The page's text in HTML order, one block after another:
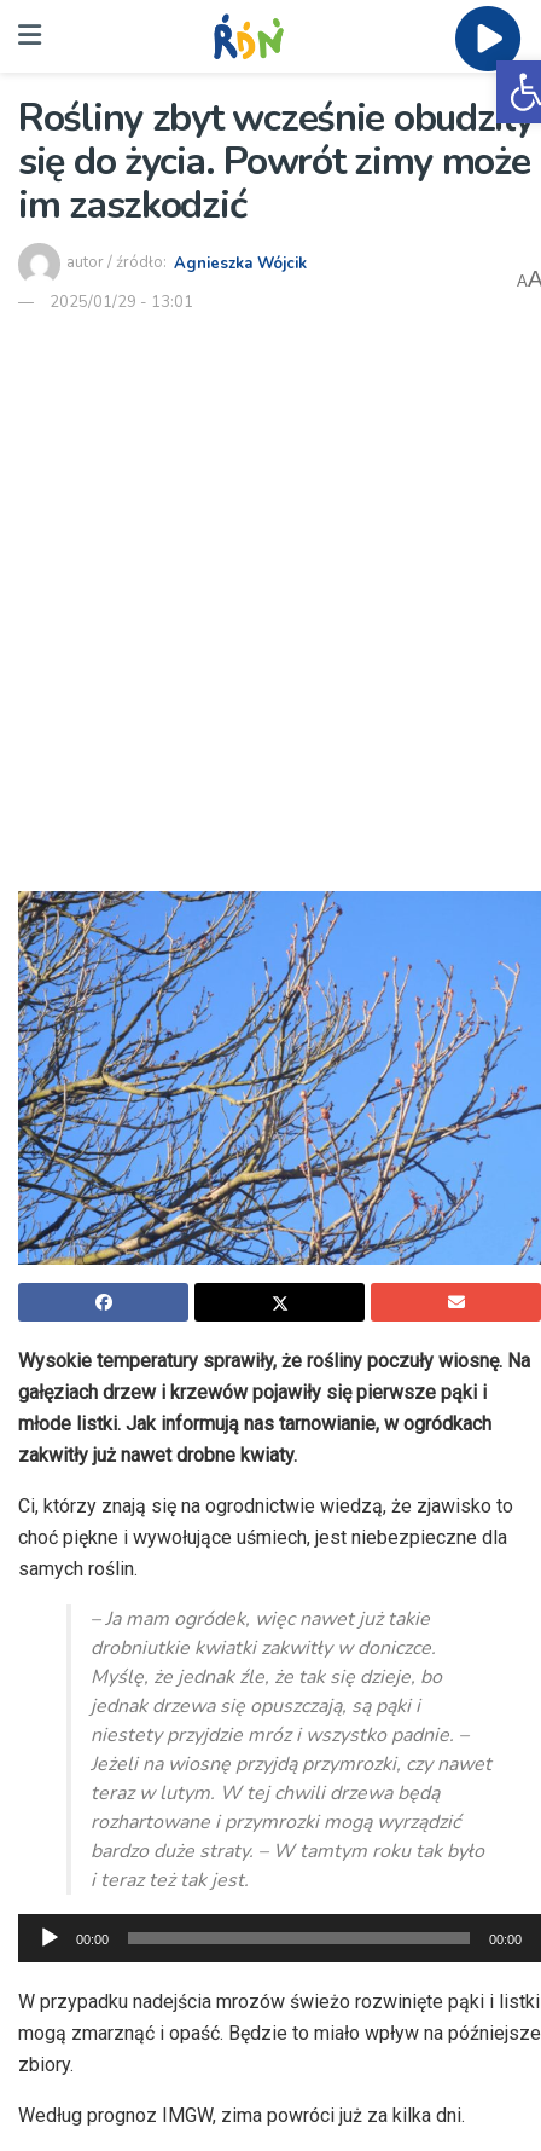
Rośliny zbyt wcześnie obudziły
się do życia. Powrót zimy może
im zaszkodzić
autor / źródło: Agnieszka Wójcik
2025/01/29 - 13:01
A
Wysokie temperatury sprawiły, że rośliny poczuły wiosnę. Na
gałęziach drzew i krzewów pojawiły się pierwsze pąki i
młode listki. Jak informują nas tarnowianie, w ogródkach
zakwitły już nawet drobne kwiaty.
Ci, którzy znają się na ogrodnictwie wiedzą, że zjawisko to
choć piękne i wywołujące uśmiech, jest niebezpieczne dla
samych roślin.
– Ja mam ogródek, więc nawet już takie
drobniutkie kwiatki zakwitły w doniczce.
Myślę, że jednak źle, że tak się dzieje, bo
jednak drzewa się opuszczają, są pąki i
niestety przyjdzie mróz i wszystko padnie. –
Jeżeli na wiosnę przyjdą przymrozki, czy nawet
teraz w lutym. W tej chwili drzewa będą
rozhartowane i przymrozki mogą wyrządzić
bardzo duże straty. – W tamtym roku tak było
i teraz też tak jest.
Odtwarzacz
plików
dźwiękowych
00:00 00:00
W przypadku nadejścia mrozów świeżo rozwinięte pąki i listki
mogą zmarznąć i opaść. Będzie to miało wpływ na późniejsze
zbiory.
Według prognoz IMGW, zima powróci już za kilka dni.